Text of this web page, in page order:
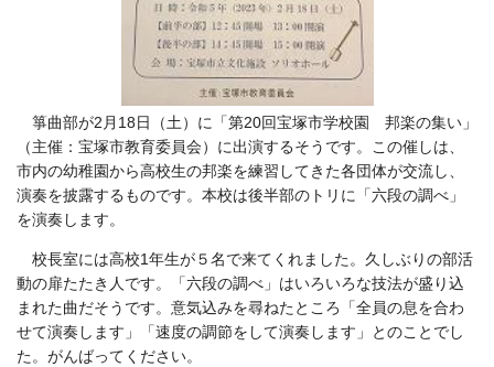
箏曲部が2月18日（土）に「第20回宝塚市学校園 邦楽の集い」
（主催：宝塚市教育委員会）に出演するそうです。この催しは、
市内の幼稚園から高校生の邦楽を練習してきた各団体が交流し、
演奏を披露するものです。本校は後半部のトリに「六段の調べ」
を演奏します。
校長室には高校1年生が５名で来てくれました。久しぶりの部活
動の扉たたき人です。「六段の調べ」はいろいろな技法が盛り込
まれた曲だそうです。意気込みを尋ねたところ「全員の息を合わ
せて演奏します」「速度の調節をして演奏します」とのことでし
た。がんばってください。